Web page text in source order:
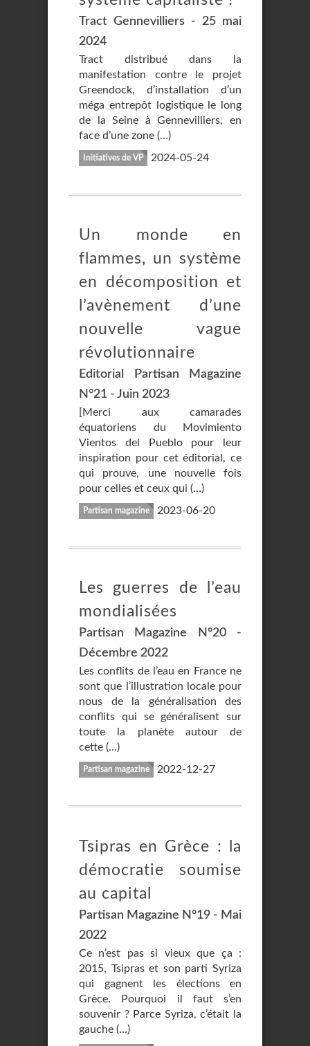
Tract Gennevilliers - 25 mai
2024
Tract distribué dans la
manifestation contre le projet
Greendock, d’installation d’un
méga entrepôt logistique le long
de la Seine à Gennevilliers, en
face d’une zone (…)
Initiatives de VP 2024-05-24
Un monde en
flammes, un système
en décomposition et
l’avènement d’une
nouvelle vague
révolutionnaire
Editorial Partisan Magazine
N°21 - Juin 2023
[Merci aux camarades
équatoriens du Movimiento
Vientos del Pueblo pour leur
inspiration pour cet éditorial, ce
qui prouve, une nouvelle fois
pour celles et ceux qui (…)
Partisan magazine 2023-06-20
Les guerres de l’eau
mondialisées
Partisan Magazine N°20 -
Décembre 2022
Les conflits de l’eau en France ne
sont que l’illustration locale pour
nous de la généralisation des
conflits qui se généralisent sur
toute la planète autour de
cette (…)
Partisan magazine 2022-12-27
Tsipras en Grèce : la
démocratie soumise
au capital
Partisan Magazine N°19 - Mai
2022
Ce n’est pas si vieux que ça :
2015, Tsipras et son parti Syriza
qui gagnent les élections en
Grèce. Pourquoi il faut s’en
souvenir ? Parce Syriza, c’était la
gauche (…)